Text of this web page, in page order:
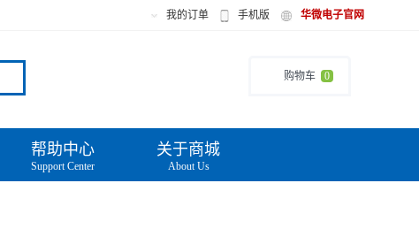
我的订单 手机版 华微电子官网
购物车 0
帮助中心
Support Center
关于商城
About Us